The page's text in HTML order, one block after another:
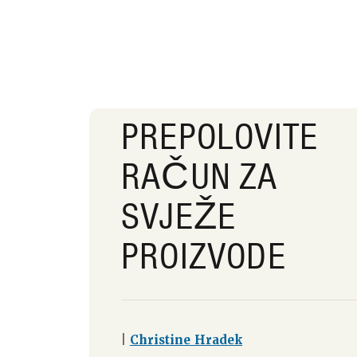
PREPOLOVITE
RAČUN ZA
SVJEŽE
PROIZVODE
Christine Hradek